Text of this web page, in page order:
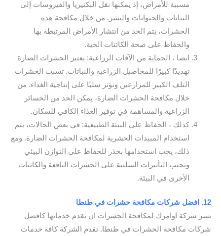
مسببة للأمراض، إذ يمكنها نقل البكتيريا والفيروسات إلى
النباتات والحيوانات والبشر. من خلال مكافحة هذه
الحشرات، يتم الحد من انتشار الأمراض المرتبطة بها
والحفاظ على صحة الكائنات الحية.
ايضا ، الحماية من الآفات الزراعية: يعتبر الحشرات الضارة
تهديدًا كبيرًا للمحاصيل الزراعية والنباتات. تسبب الحشرات
التلف الكبير للمزارعين وتؤثر سلبًا على إنتاجية الغذاء. من
خلال مكافحة الحشرات الضارة، يمكن الحد من الخسائر
الزراعية والمساهمة في توفير الغذاء الكافي للسكان.
كذلك ، الحفاظ على البيئة الطبيعية: في بعض الحالات، يتم
استخدام المبيدات الحشرية لمكافحة الحشرات الضارة. ومع
ذلك، يجب استخدامها بحذر للحفاظ على التوازن البيئي
وتجنب التأثيرات السلبية على الحشرات النافعة والكائنات
الأخرى في البيئة.
12. افضل شركات مكافحة حشرات في طنطا
يسر شركة اوامرك لمكافحة الحشرات ان تقدم خدماتها كافضل
شركات مكافحة الحشرات في طنطا. تقدم الشركة كافة خدمات